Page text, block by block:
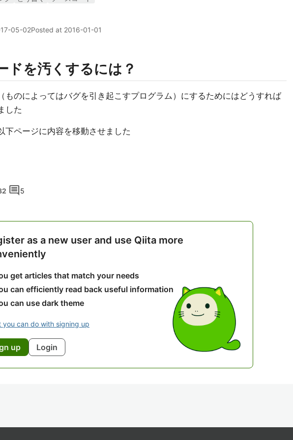
05-02Posted at 2016-01-01
ドを汚くするには？
ものによってはバグを引き起こすプログラム）にするためにはどうすれば
した
下ページに内容を移動させました
comment5
as a new user and use Qiita more
get articles that match your needs
can efficiently read back useful information
can use dark theme
you can do with signing up
up Login